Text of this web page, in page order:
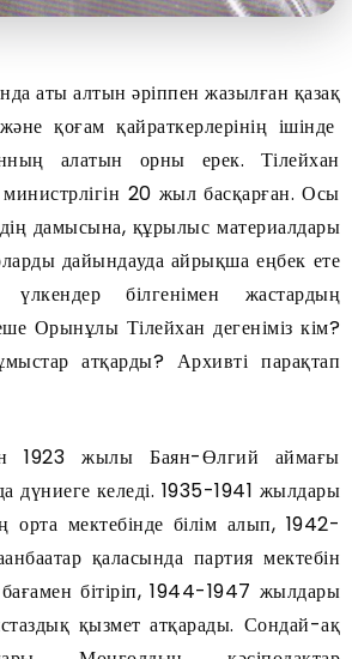
аты алтын әріппен жазылған қазақ
қоғам қайраткерлерінің ішінде
алатын орны ерек. Тілейхан
20 жыл басқарған. Осы
дамысына, құрылыс материалдары
дайындауда айрықша еңбек ете
білгенімен жастардың
Орынұлы Тілейхан дегеніміз кім?
атқарды? Архивті парақтап
1923 жылы Баян-Өлгий аймағы
дүниеге келеді. 1935-1941 жылдары
мектебінде білім алып, 1942-
қаласында партия мектебін
бітіріп, 1944-1947 жылдары
қызмет атқарады. Сондай-ақ